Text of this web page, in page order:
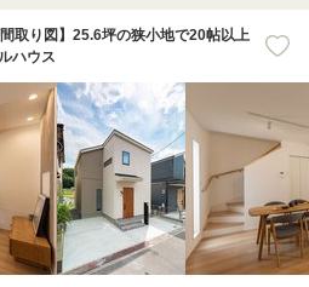
取り図】25.6坪の狭小地で20帖以上
ハウス